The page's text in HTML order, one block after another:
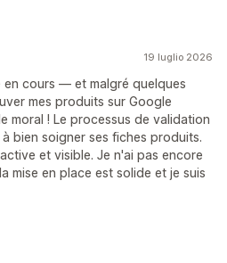
19 luglio 2026
en cours — et malgré quelques
mes produits sur Google
moral ! Le processus de validation
bien soigner ses fiches produits.
et visible. Je n'ai pas encore
mise en place est solide et je suis